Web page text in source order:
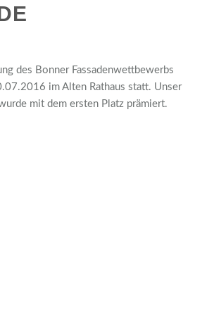
des Bonner Fassadenwettbewerbs
im Alten Rathaus statt. Unser
mit dem ersten Platz prämiert.